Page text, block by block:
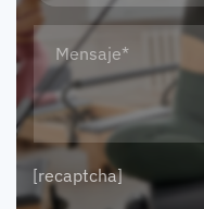
[recaptcha]